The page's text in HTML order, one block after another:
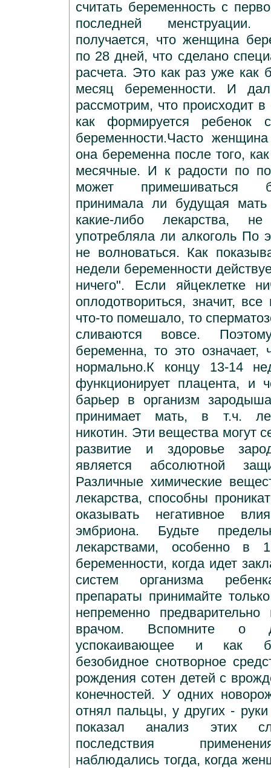
считать беременность с
последней
получается, что женщина
по 28 дней, что сделано
расчета. Это как раз уже как
месяц беременности. И
рассмотрим, что происходит
как формируется ребенок
беременности.Часто
она беременна после того,
месячные. И к радости по
может примешиваться
принимала ли будущая
какие-либо лекарства,
употребляла ли алкоголь По
не волноваться. Как
недели беременности
ничего". Если яйцеклетке
оплодотвориться, значит,
что-то помешало, то
сливаются вовсе.
беременна, то это означает,
нормально.К концу 13-14
функционирует плацента, и
барьер в организм
принимает мать, в т.ч.
никотин. Эти вещества могут
развитие и здоровье
является абсолютной
Различные химические
лекарства, способны
оказывать негативное
эмбриона. Будьте
лекарствами, особенно
беременности, когда идет
систем организма
препараты принимайте
непременно предварительно
врачом. Вспомните о
успокаивающее и как
безобидное снотворное
рождения сотен детей с
конечностей. У одних
отнял пальцы, у других -
показал анализ этих
последствия
наблюдались тогда, когда